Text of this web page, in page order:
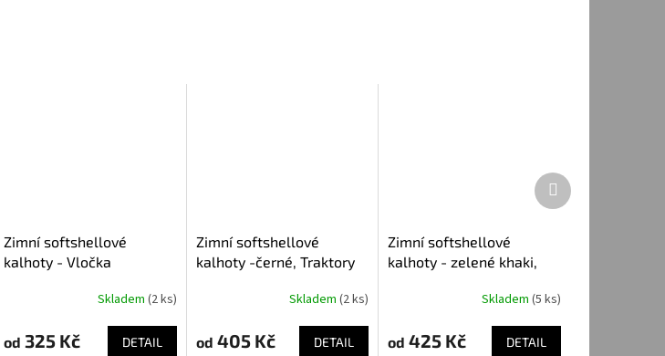
Zimní softshellové
kalhoty - Vločka
Skladem (2 ks)
od 325 Kč DETAIL
Zimní softshellové
kalhoty -černé, Traktory
Skladem(2 ks)
od 405 Kč DETAIL
Zimní softshellové
kalhoty - zelené khaki,
Skladem (5 ks)
od 425 Kč DETAIL
Další
produkt